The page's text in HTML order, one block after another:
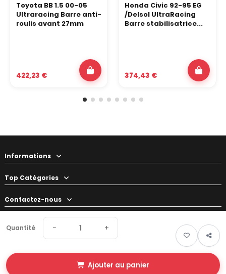
Quantité − +
Ajouter au panier
Toyota BB 1.5 00-05
Ultraracing Barre anti-
roulis avant 27mm
422,23 €
Honda Civic 92-95 EG
/Delsol UltraRacing
Barre stabilisatrice...
374,43 €
Informations
Top Catégories
Contactez-nous
Votre préparateur
© 2026 Swapland - Tous droits réservés • Made by